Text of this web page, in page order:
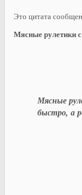
Это цитата
Мясные рулетики
Мясные
быстро, а